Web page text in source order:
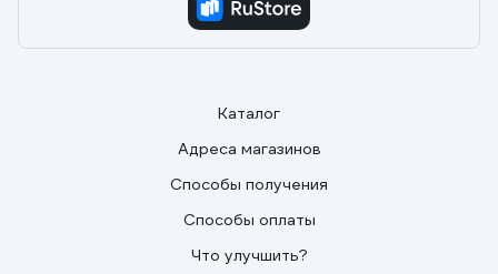
Каталог
Адреса магазинов
Способы получения
Способы оплаты
Что улучшить?